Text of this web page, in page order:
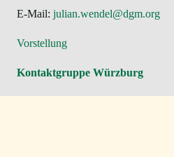
E-Mail: julian.wendel@dgm.org
Vorstellung
Kontaktgruppe Würzburg